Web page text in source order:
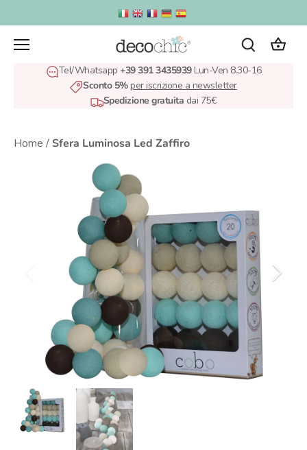
al
contenuto
Tel/Whatsapp +39 391 3435939Lun-Ven 8.30-16
Sconto 5%per iscrizione a newsletter
Spedizione gratuita dai 75€
Home / Sfera Luminosa Led Zaffiro